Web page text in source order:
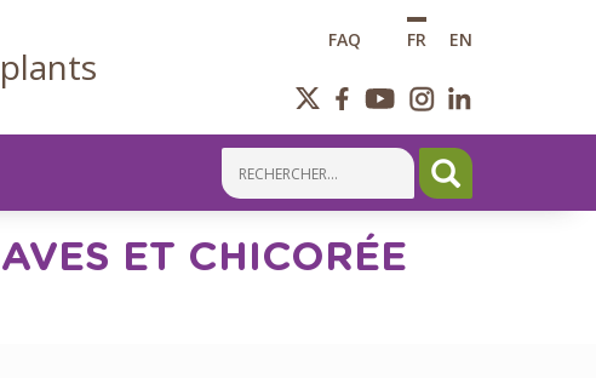
FAQ FR EN
ET CHICORÉE